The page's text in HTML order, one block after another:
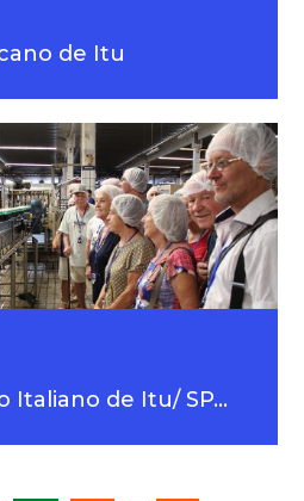
de Itu
Italiano de Itu/ SP...